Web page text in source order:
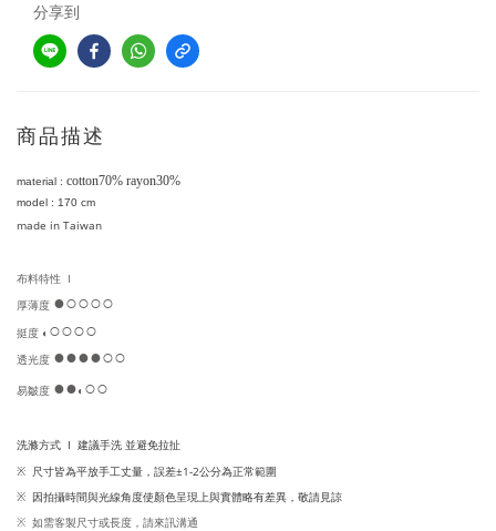
分享到
商品描述
material : cotton70% rayon30%
model : 170 cm
made in Taiwan
布料特性 I
厚薄度 ●○○○○
挺度 ◐ ○○○○
透光度 ●●●●○○
易皺度 ●●◐ ○○
洗滌方式 I 建議手洗 並避免拉扯
※ 尺寸皆為平放手工丈量， 誤差±1-2公分為正常範圍
※ 因拍攝時間與光線角度使顏色呈現上與實體略有差異，敬請見諒
※ 如需客製尺寸或長度，請來訊溝通